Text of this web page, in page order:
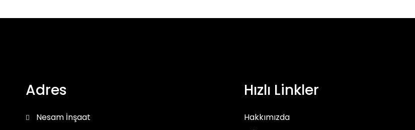
Adres
Nesam İnşaat
Hızlı Linkler
Hakkımızda